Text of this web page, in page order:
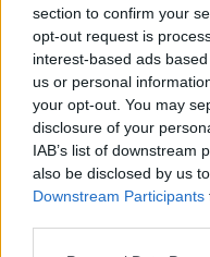
section to confirm your
opt-out request is
interest-based ads
us or personal
your opt-out. You may
disclosure of your
IAB’s list of downstream
also be disclosed by us
Downstream Participants